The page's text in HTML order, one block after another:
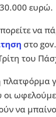
ευρώ.
να
στο
του
πλατφόρμα
οι
να